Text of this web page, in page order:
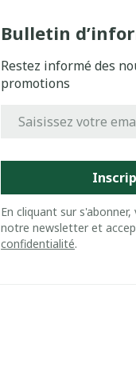
Bulletin
Restez informé des
promotions
En cliquant sur
notre newsletter et
confidentialité.